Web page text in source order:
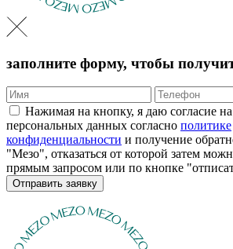
заполните форму, чтобы
Нажимая на кнопку, я даю согласие
персональных данных согласно политике
конфиденциальности и получение
"Мезо", отказаться от которой затем
прямым запросом или по кнопке
Отправить заявку